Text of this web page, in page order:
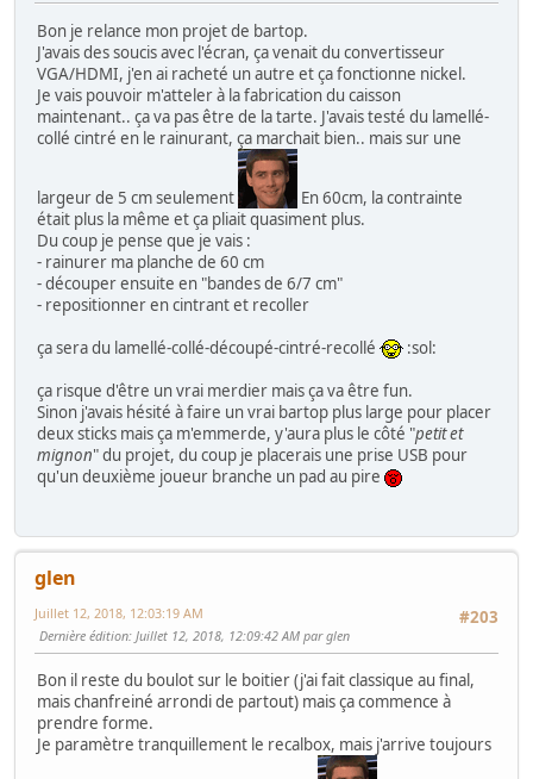
Bon je relance mon projet de bartop.
J'avais des soucis avec l'écran, ça venait du convertisseur
VGA/HDMI, j'en ai racheté un autre et ça fonctionne nickel.
Je vais pouvoir m'atteler à la fabrication du caisson
maintenant.. ça va pas être de la tarte. J'avais testé du lamellé-
collé cintré en le rainurant, ça marchait bien.. mais sur une
largeur de 5 cm seulement
En 60cm, la contrainte
était plus la même et ça pliait quasiment plus.
Du coup je pense que je vais :
- rainurer ma planche de 60 cm
- découper ensuite en "bandes de 6/7 cm"
- repositionner en cintrant et recoller
ça sera du lamellé-collé-découpé-cintré-recollé
:sol:
ça risque d'être un vrai merdier mais ça va être fun.
Sinon j'avais hésité à faire un vrai bartop plus large pour placer
deux sticks mais ça m'emmerde, y'aura plus le côté "petit et
mignon" du projet, du coup je placerais une prise USB pour
qu'un deuxième joueur branche un pad au pire
glen
#203
Juillet 12, 2018, 12:03:19 AM
Dernière édition: Juillet 12, 2018, 12:09:42 AM par glen
Bon il reste du boulot sur le boitier (j'ai fait classique au final,
mais chanfreiné arrondi de partout) mais ça commence à
prendre forme.
Je paramètre tranquillement le recalbox, mais j'arrive toujours